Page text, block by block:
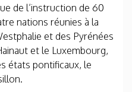
de l’instruction de 60
nations réunies à la
et des Pyrénées
et le Luxembourg,
états pontificaux, le